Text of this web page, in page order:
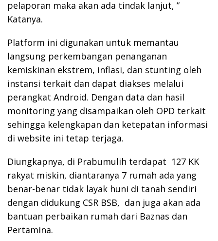
pelaporan maka akan ada tindak lanjut, ”
Katanya.
Platform ini digunakan untuk memantau
langsung perkembangan penanganan
kemiskinan ekstrem, inflasi, dan stunting oleh
instansi terkait dan dapat diakses melalui
perangkat Android. Dengan data dan hasil
monitoring yang disampaikan oleh OPD terkait
sehingga kelengkapan dan ketepatan informasi
di website ini tetap terjaga.
Diungkapnya, di Prabumulih terdapat 127 KK
rakyat miskin, diantaranya 7 rumah ada yang
benar-benar tidak layak huni di tanah sendiri
dengan didukung CSR BSB, dan juga akan ada
bantuan perbaikan rumah dari Baznas dan
Pertamina.